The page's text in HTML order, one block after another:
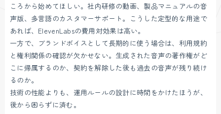
ころから始めてほしい。社内研修の動画、製品マニュアルの音
声版、多言語のカスタマーサポート。こうした定型的な用途で
あれば、ElevenLabsの費用対効果は高い。
一方で、ブランドボイスとして長期的に使う場合は、利用規約
と権利関係の確認が欠かせない。生成された音声の著作権がど
こに帰属するのか、契約を解除した後も過去の音声が残り続け
るのか。
技術の性能よりも、運用ルールの設計に時間をかけたほうが、
後から困らずに済む。